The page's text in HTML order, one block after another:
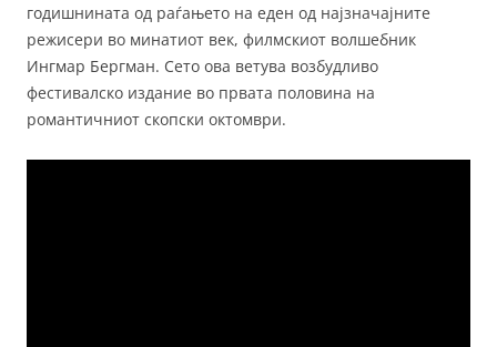
годишнината од раѓањето на еден од најзначајните
режисери во минатиот век, филмскиот волшебник
Ингмар Бергман. Сето ова ветува возбудливо
фестивалско издание во првата половина на
романтичниот скопски октомври.